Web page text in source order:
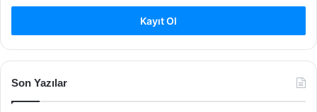
Kayıt Ol
Son Yazılar